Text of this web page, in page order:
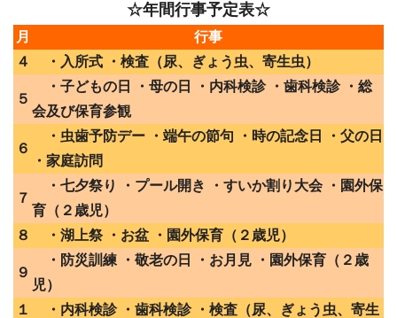
☆年間行事予定表☆
月
行事
４
・入所式 ・検査（尿、ぎょう虫、寄生虫）
５
・子どもの日 ・母の日 ・内科検診 ・歯科検診 ・総
会及び保育参観
６
・虫歯予防デー ・端午の節句 ・時の記念日 ・父の日
・家庭訪問
７
・七夕祭り ・プール開き ・すいか割り大会 ・園外保
育（２歳児）
８
・湖上祭 ・お盆 ・園外保育（２歳児）
９
・防災訓練 ・敬老の日 ・お月見 ・園外保育（２歳
児）
１
・内科検診 ・歯科検診 ・検査（尿、ぎょう虫、寄生